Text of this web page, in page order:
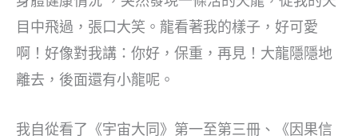
目中飛過，張口大笑。龍看著我的樣子，好可愛
啊！好像對我講：你好，保重，再見！大龍隱隱地
離去，後面還有小龍呢。
我自從看了《宇宙大同》第一至第三冊、《因果信